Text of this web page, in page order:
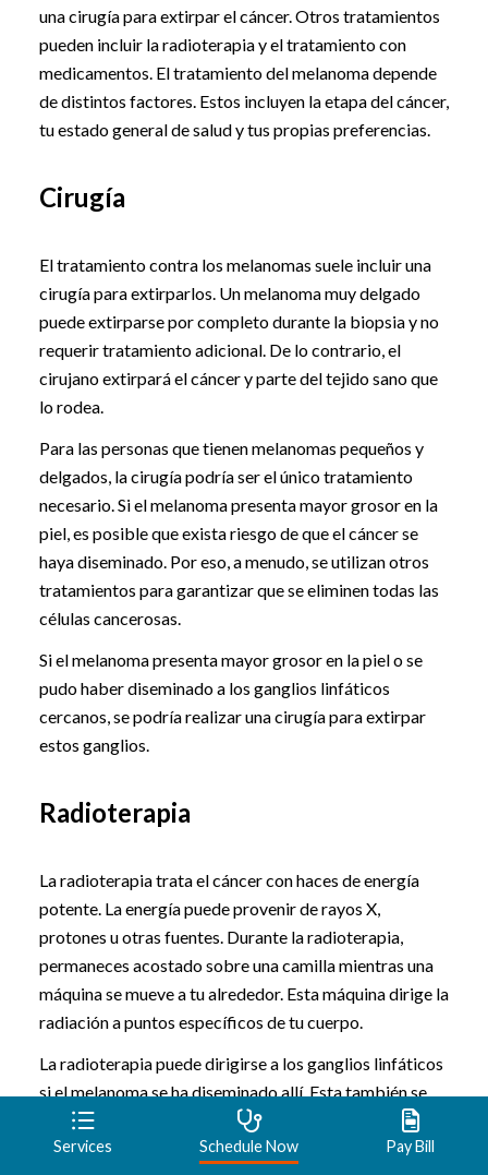
una cirugía para extirpar el cáncer. Otros tratamientos
pueden incluir la radioterapia y el tratamiento con
medicamentos. El tratamiento del melanoma depende
de distintos factores. Estos incluyen la etapa del cáncer,
tu estado general de salud y tus propias preferencias.
Cirugía
El tratamiento contra los melanomas suele incluir una
cirugía para extirparlos. Un melanoma muy delgado
puede extirparse por completo durante la biopsia y no
requerir tratamiento adicional. De lo contrario, el
cirujano extirpará el cáncer y parte del tejido sano que
lo rodea.
Para las personas que tienen melanomas pequeños y
delgados, la cirugía podría ser el único tratamiento
necesario. Si el melanoma presenta mayor grosor en la
piel, es posible que exista riesgo de que el cáncer se
haya diseminado. Por eso, a menudo, se utilizan otros
tratamientos para garantizar que se eliminen todas las
células cancerosas.
Si el melanoma presenta mayor grosor en la piel o se
pudo haber diseminado a los ganglios linfáticos
cercanos, se podría realizar una cirugía para extirpar
estos ganglios.
Radioterapia
La radioterapia trata el cáncer con haces de energía
potente. La energía puede provenir de rayos X,
protones u otras fuentes. Durante la radioterapia,
permaneces acostado sobre una camilla mientras una
máquina se mueve a tu alrededor. Esta máquina dirige la
radiación a puntos específicos de tu cuerpo.
La radioterapia puede dirigirse a los ganglios linfáticos
si el melanoma se ha diseminado allí. Esta también se
puede usar para tratar los melanomas que no se
extirpan por completo con la cirugía. En el caso del
Services Schedule Now Pay Bill